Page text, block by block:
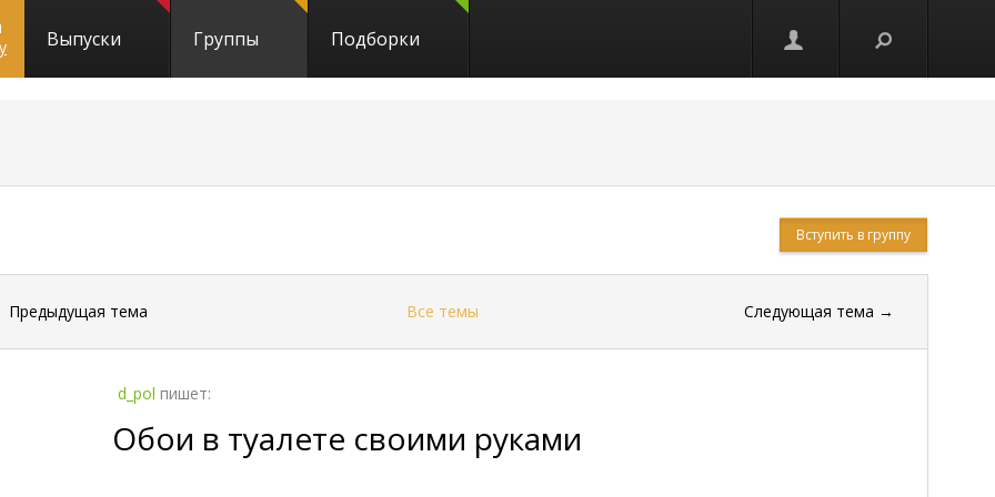
Выпуски Группы Подборки
Вступить в группу
Предыдущая тема Все темы Следующая тема →
d_pol пишет:
Обои в туалете своими руками